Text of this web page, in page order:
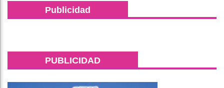
Publicidad
PUBLICIDAD